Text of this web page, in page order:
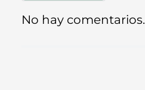
No hay comentarios.